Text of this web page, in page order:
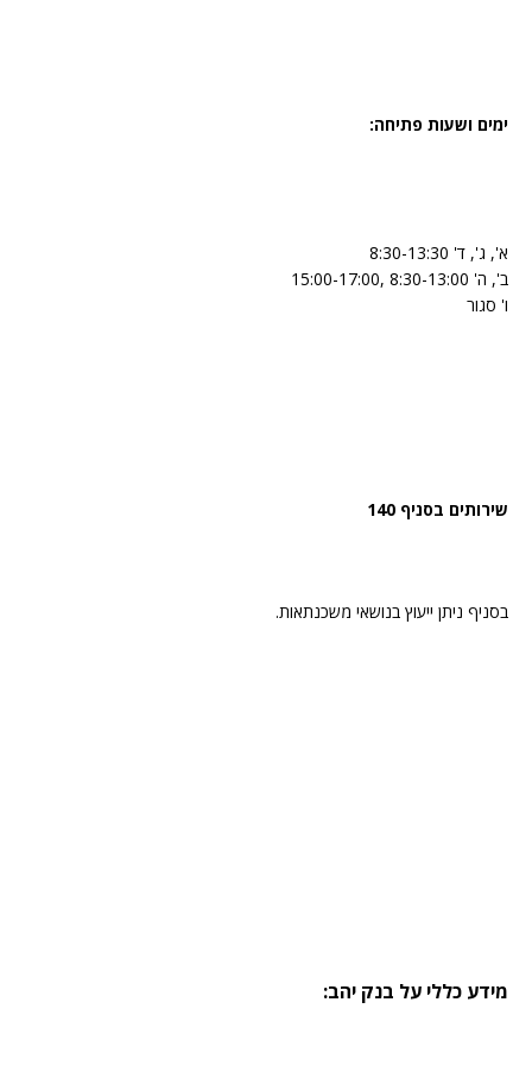
ימים ושעות פתיחה:
א', ג', ד' 8:30-13:30
ב', ה' 8:30-13:00 ,15:00-17:00
ו' סגור
שירותים בסניף 140
בסניף ניתן ייעוץ בנושאי משכנתאות.
מידע כללי על בנק יהב: